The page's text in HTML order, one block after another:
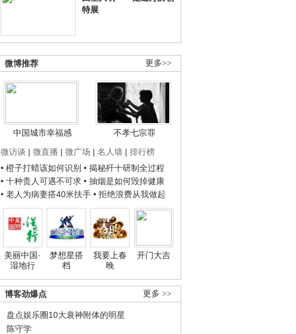
特展
更多>>
微博推荐
中国城市幸福感
不孝七宗罪
微访谈 | 微直播 | 微广场 | 名人墙 | 排行榜
• 橙子打蜡该如何识别 • 揭秘歼十研制全过程
• 十种贵人可遇不可求 • 抽烟是如何毁掉健康
• 老人为病妻搭40米扶手 • 拒绝浪费从我做起
美丽中国·
湿地行
梦想星搭
档
我要上春
晚
开门大吉
更多 >>
博客劲爆点
盘点娱乐圈10大衰神附体的明星
陈守学